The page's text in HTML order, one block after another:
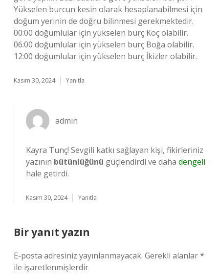
Yükselen burcun kesin olarak hesaplanabilmesi için
doğum yerinin de doğru bilinmesi gerekmektedir.
00:00 doğumlular için yükselen burç Koç olabilir.
06:00 doğumlular için yükselen burç Boğa olabilir.
12:00 doğumlular için yükselen burç İkizler olabilir.
Kasım 30, 2024 Yanıtla
admin
Kayra Tunç! Sevgili katkı sağlayan kişi, fikirleriniz
yazının bütünlüğünü güçlendirdi ve daha dengeli
hale getirdi.
Kasım 30, 2024 Yanıtla
Bir yanıt yazın
E-posta adresiniz yayınlanmayacak. Gerekli alanlar*
ile işaretlenmişlerdir